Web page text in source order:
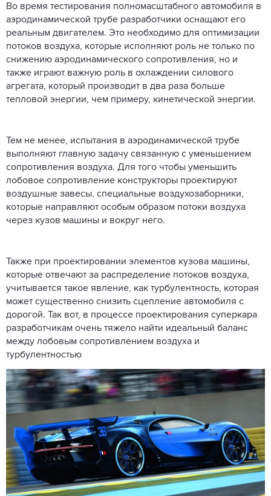
Во время тестирования полномасштабного автомобиля в
аэродинамической трубе разработчики оснащают его
реальным двигателем. Это необходимо для оптимизации
потоков воздуха, которые исполняют роль не только по
снижению аэродинамического сопротивления, но и
также играют важную роль в охлаждении силового
агрегата, который производит в два раза больше
тепловой энергии, чем примеру, кинетической энергии.
Тем не менее, испытания в аэродинамической трубе
выполняют главную задачу связанную с уменьшением
сопротивления воздуха. Для того чтобы уменьшить
лобовое сопротивление конструкторы проектируют
воздушные завесы, специальные воздухозаборники,
которые направляют особым образом потоки воздуха
через кузов машины и вокруг него.
Также при проектировании элементов кузова машины,
которые отвечают за распределение потоков воздуха,
учитывается такое явление, как турбулентность, которая
может существенно снизить сцепление автомобиля с
дорогой. Так вот, в процессе проектирования суперкара
разработчикам очень тяжело найти идеальный баланс
между лобовым сопротивлением воздуха и
турбулентностью